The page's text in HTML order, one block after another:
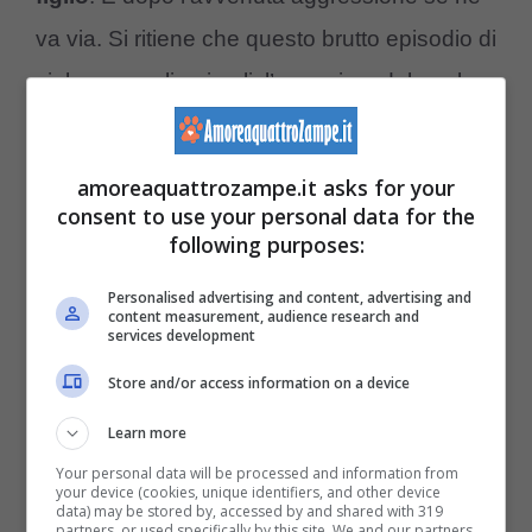
va via. Si ritiene che questo brutto episodio di
violenza sugli animali, l’ennesimo del quale
si ha notizia purtroppo, sia avvenuto perché
bambino. Purtroppo però si apprende anche
che, a seguito di questo pestaggio, il cane
picchiato con tutta probabilità perderà l’uso
della vista.
E non finisce qui. Un altro spiacevole,
bruttissimo episodio che ha visto come
vittima un cane indifeso è avvenuto più a
amoreaquattrozampe.it asks for your
consent to use your personal data for the
following purposes:
Personalised advertising and content, advertising and
content measurement, audience research and
services development
Store and/or access information on a device
Learn more
Your personal data will be processed and information from
your device (cookies, unique identifiers, and other device
data) may be stored by, accessed by and shared with 319